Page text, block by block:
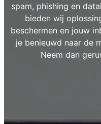
spam, phishing en
bieden wij
beschermen en jouw
je benieuwd naar de
Neem dan